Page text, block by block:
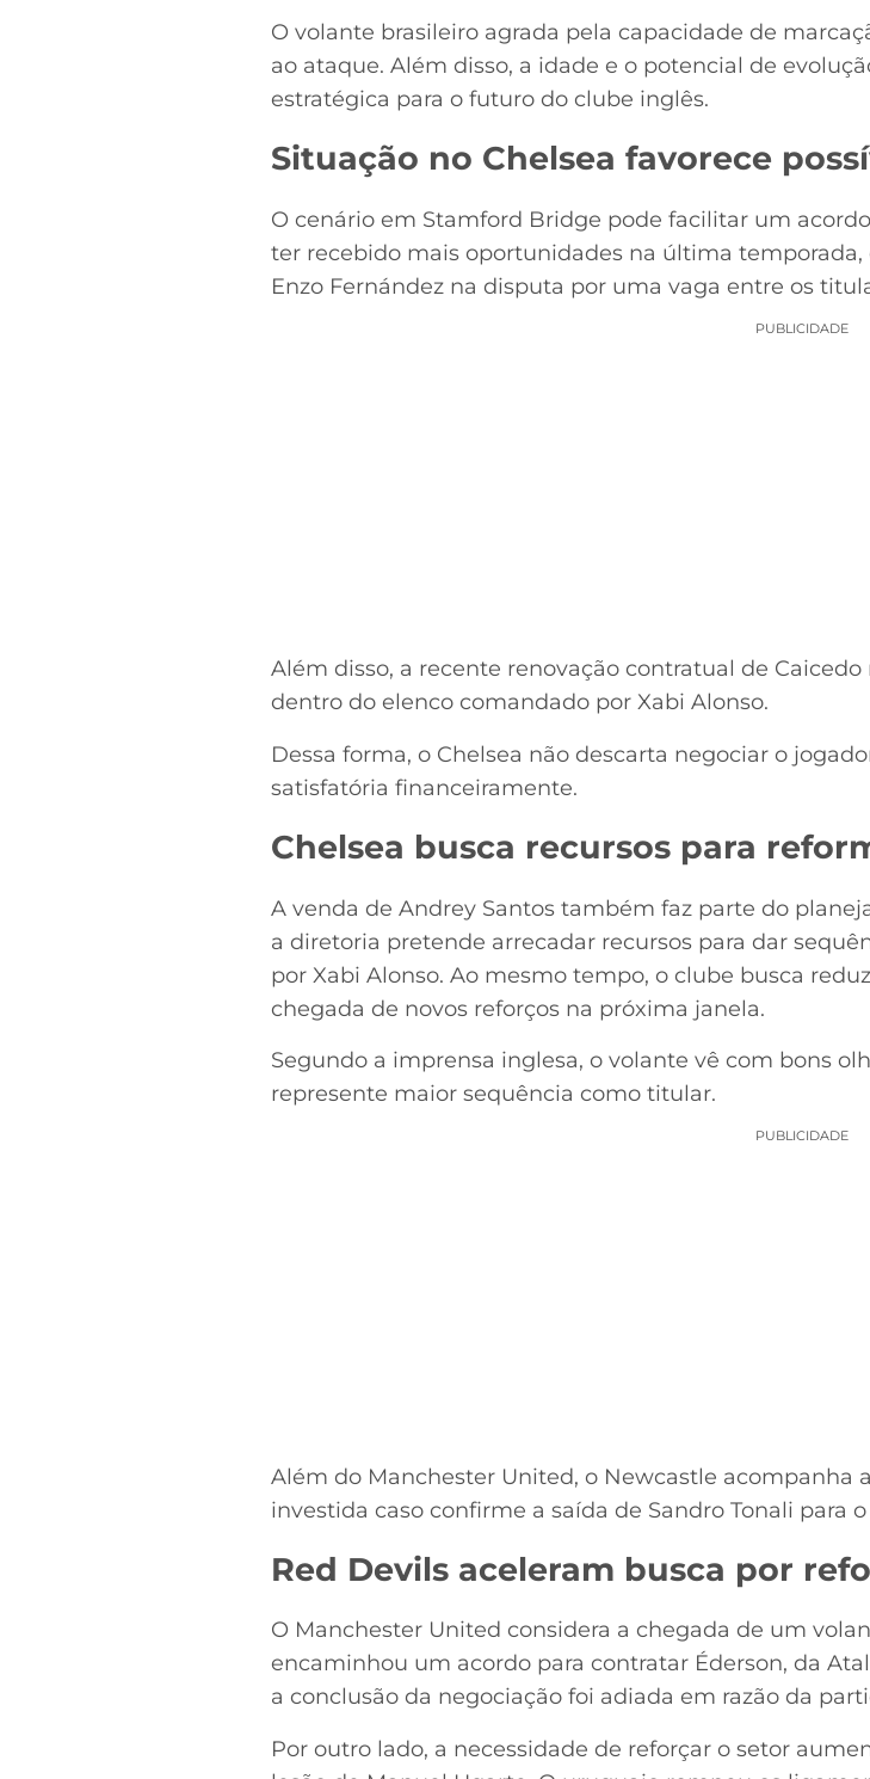
O volante brasileiro agrada pela capacidade de
ao ataque. Além disso, a idade e o potencial de
estratégica para o futuro do clube inglês.
Situação no Chelsea favorece
O cenário em Stamford Bridge pode facilitar um
ter recebido mais oportunidades na última temporada,
Enzo Fernández na disputa por uma vaga entre os
PUBLICIDADE
Além disso, a recente renovação contratual de
dentro do elenco comandado por Xabi Alonso.
Dessa forma, o Chelsea não descarta negociar o
satisfatória financeiramente.
Chelsea busca recursos para
A venda de Andrey Santos também faz parte do
a diretoria pretende arrecadar recursos para dar
por Xabi Alonso. Ao mesmo tempo, o clube busca
chegada de novos reforços na próxima janela.
Segundo a imprensa inglesa, o volante vê com bons
represente maior sequência como titular.
PUBLICIDADE
Além do Manchester United, o Newcastle acompanha
investida caso confirme a saída de Sandro Tonali para
Red Devils aceleram busca por
O Manchester United considera a chegada de um
encaminhou um acordo para contratar Éderson, da
a conclusão da negociação foi adiada em razão da
Por outro lado, a necessidade de reforçar o setor